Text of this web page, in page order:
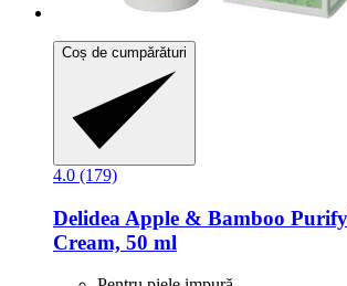
Coș de cumpărături
4.0 (179)
Delidea Apple & Bamboo
Cream, 50 ml